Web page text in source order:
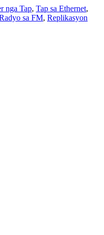
nga Tap, Tap sa Ethernet,
sa FM, Replikasyon